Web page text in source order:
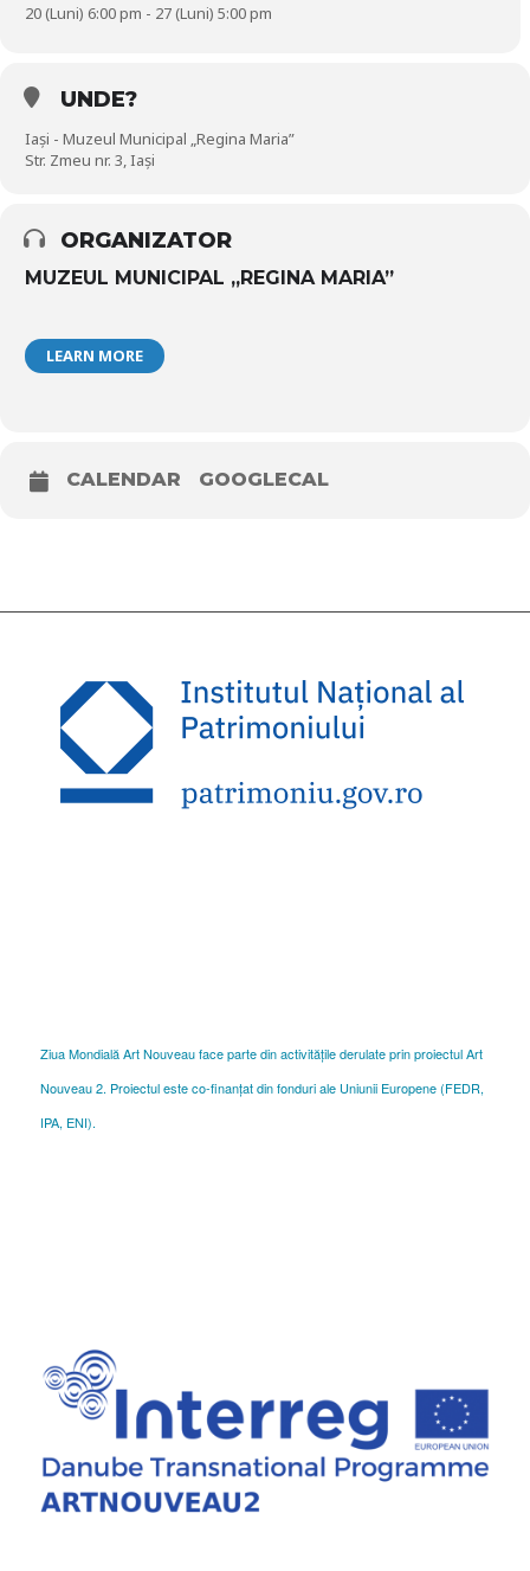
20 (Luni) 6:00 pm - 27 (Luni) 5:00 pm
UNDE?
Iași - Muzeul Municipal „Regina Maria”
Str. Zmeu nr. 3, Iași
ORGANIZATOR
MUZEUL MUNICIPAL „REGINA MARIA”
LEARN MORE
CALENDAR GOOGLECAL
Ziua Mondială Art Nouveau face parte din activitățile derulate prin proiectul Art
Nouveau 2. Proiectul este co-finanțat din fonduri ale Uniunii Europene (FEDR,
IPA, ENI).